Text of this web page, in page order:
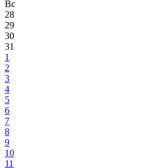
Вс
28
29
30
31
1
2
3
4
5
6
7
8
9
10
11